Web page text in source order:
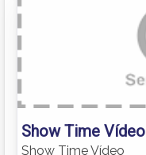
Show Time Vídeo
Show Time Vídeo